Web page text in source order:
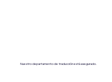
Nuestro departamento de traducción está asegurado.